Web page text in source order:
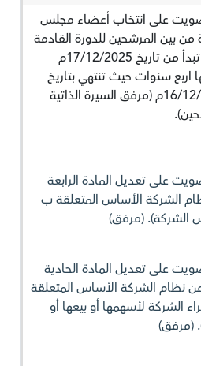
على انتخاب أعضاء مجلس
من بين المرشحين للدورة القادمة
والتي تبدأ من تاريخ 17/12/2025م
اربع سنوات حيث تنتهي بتاريخ
16/12/2029م (مرفق السيرة الذاتية
على تعديل المادة الرابعة
الشركة الأساس المتعلقة ب
الشركة). (مرفق)
على تعديل المادة الحادية
نظام الشركة الأساس المتعلقة
الشركة لأسهمها أو بيعها أو
(مرفق)